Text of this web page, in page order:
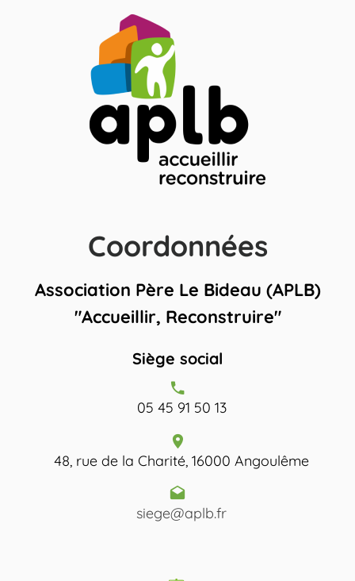
Coordonnées
Association Père Le Bideau (APLB)
"Accueillir, Reconstruire"
Siège social
05 45 91 50 13
48, rue de la Charité, 16000 Angoulême
siege@aplb.fr